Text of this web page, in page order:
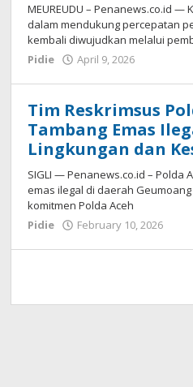
MEUREUDU – Penanews.co.id —
dalam mendukung percepatan
kembali diwujudkan melalui
Pidie
April 9, 2026
Tim Reskrimsus
Tambang Emas
Lingkungan dan
SIGLI — Penanews.co.id – Polda
emas ilegal di daerah
komitmen Polda Aceh
Pidie
February 10, 2026